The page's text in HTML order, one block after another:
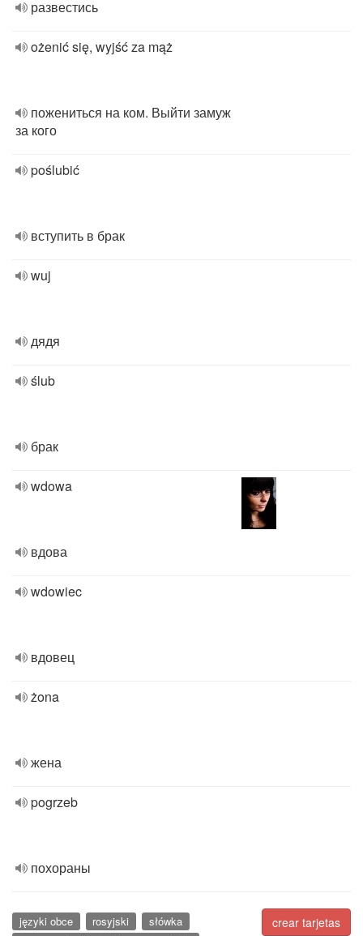
развестись
ożenić się, wyjść za mąż
пожениться на ком. Выйти замуж
за кого
poślubić
вступить в брак
wuj
дядя
ślub
брак
wdowa
вдова
wdowiec
вдовец
żona
жена
pogrzeb
похораны
crear tarjetas
języki obce rosyjski
słówka